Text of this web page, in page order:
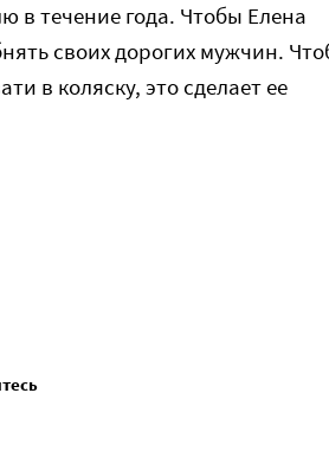
в течение года. Чтобы Елена
своих дорогих мужчин.
в коляску, это сделает ее